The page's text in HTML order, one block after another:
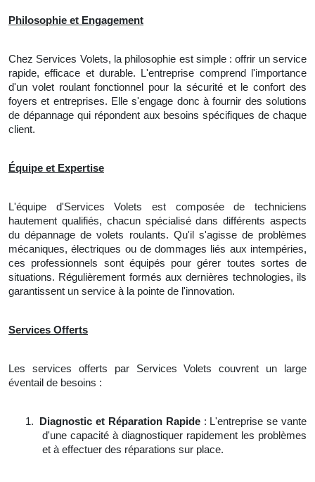
Philosophie et Engagement
Chez Services Volets, la philosophie est simple : offrir un service
rapide, efficace et durable. L'entreprise comprend l'importance
d'un volet roulant fonctionnel pour la sécurité et le confort des
foyers et entreprises. Elle s'engage donc à fournir des solutions
de dépannage qui répondent aux besoins spécifiques de chaque
client.
Équipe et Expertise
L'équipe d'Services Volets est composée de techniciens
hautement qualifiés, chacun spécialisé dans différents aspects
du dépannage de volets roulants. Qu'il s'agisse de problèmes
mécaniques, électriques ou de dommages liés aux intempéries,
ces professionnels sont équipés pour gérer toutes sortes de
situations. Régulièrement formés aux dernières technologies, ils
garantissent un service à la pointe de l'innovation.
Services Offerts
Les services offerts par Services Volets couvrent un large
éventail de besoins :
1. Diagnostic et Réparation Rapide: L'entreprise se vante
d'une capacité à diagnostiquer rapidement les problèmes
et à effectuer des réparations sur place.